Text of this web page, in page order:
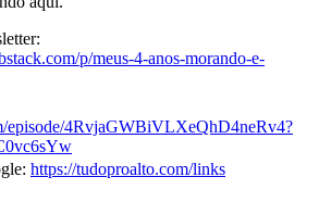
p/meus-4-anos-morando-e-
episode/4RvjaGWBiVLXeQhD4neRv4?
https://tudoproalto.com/links